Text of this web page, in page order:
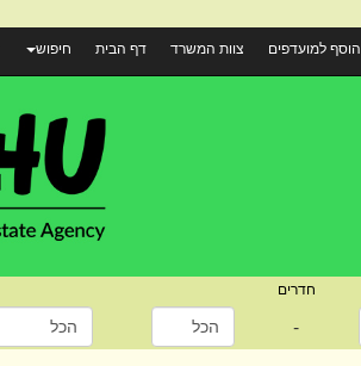
חיפוש דף הבית צוות המשרד הוסף למועדפים
חדרים
-